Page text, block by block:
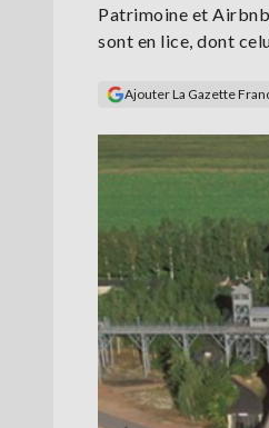
Patrimoine et
sont en lice, dont
Ajouter La Gazette